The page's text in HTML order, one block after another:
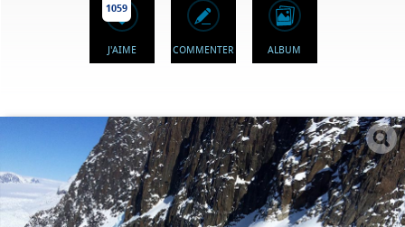
1059
J'AIME COMMENTER ALBUM